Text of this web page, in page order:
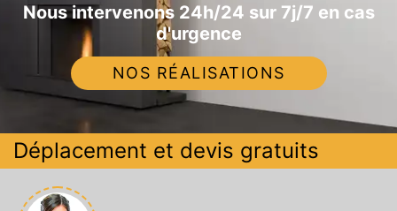
Nous intervenons 24h/24 sur 7j/7 en cas
d'urgence
NOS RÉALISATIONS
Déplacement et devis gratuits